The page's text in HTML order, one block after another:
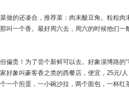
的还凑合，推荐菜：肉末酸豆角。粒粒肉
叫一个香。最好周六去，周六的时候他们一
贵！为了尝个新鲜可以去。好象淄博路的“
象叫豪客香之类的西餐店，便宜，25元/人
一个煎蛋，一小碗沙拉，两个面包，一杯